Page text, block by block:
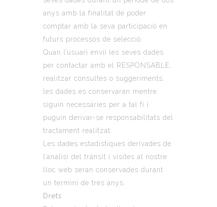
anys amb la finalitat de poder
comptar amb la seva participació en
futurs processos de selecció.
Quan l’usuari enviï les seves dades
per contactar amb el RESPONSABLE,
realitzar consultes o suggeriments,
les dades es conservaran mentre
siguin necessàries per a tal fi i
puguin derivar-se responsabilitats del
tractament realitzat.
Les dades estadístiques derivades de
l’anàlisi del trànsit i visites al nostre
lloc web seran conservades durant
un termini de tres anys.
Drets